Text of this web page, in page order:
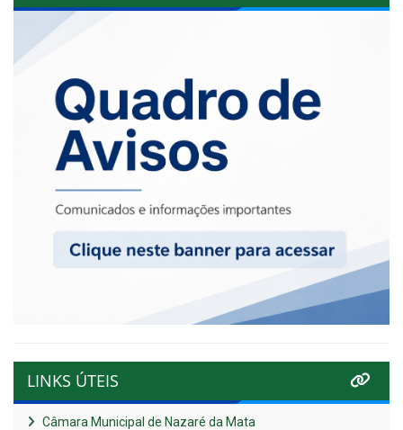
LINKS ÚTEIS
Câmara Municipal de Nazaré da Mata